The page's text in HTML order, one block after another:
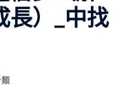
長）_中找